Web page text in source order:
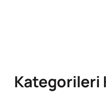
Kategorileri